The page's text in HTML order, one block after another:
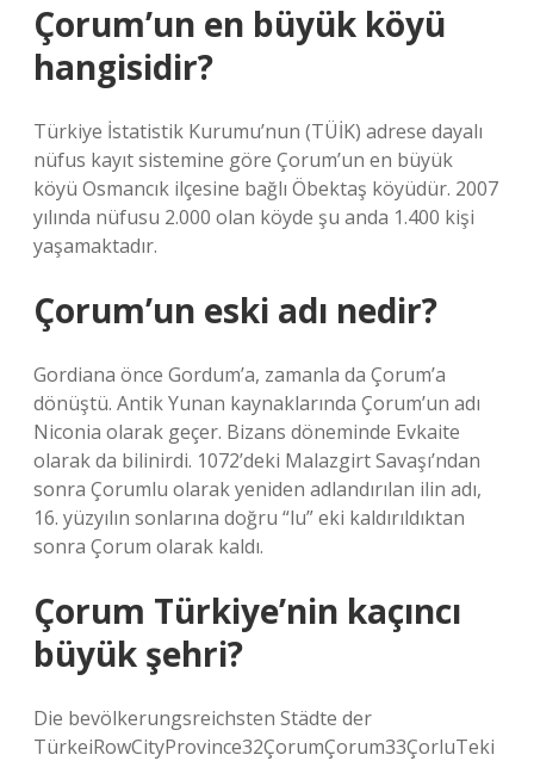
Çorum’un en büyük köyü
hangisidir?
Türkiye İstatistik Kurumu’nun (TÜİK) adrese dayalı
nüfus kayıt sistemine göre Çorum’un en büyük
köyü Osmancık ilçesine bağlı Öbektaş köyüdür. 2007
yılında nüfusu 2.000 olan köyde şu anda 1.400 kişi
yaşamaktadır.
Çorum’un eski adı nedir?
Gordiana önce Gordum’a, zamanla da Çorum’a
dönüştü. Antik Yunan kaynaklarında Çorum’un adı
Niconia olarak geçer. Bizans döneminde Evkaite
olarak da bilinirdi. 1072’deki Malazgirt Savaşı’ndan
sonra Çorumlu olarak yeniden adlandırılan ilin adı,
16. yüzyılın sonlarına doğru “lu” eki kaldırıldıktan
sonra Çorum olarak kaldı.
Çorum Türkiye’nin kaçıncı
büyük şehri?
Die bevölkerungsreichsten Städte der
TürkeiRowCityProvince32ÇorumÇorum33ÇorluTeki